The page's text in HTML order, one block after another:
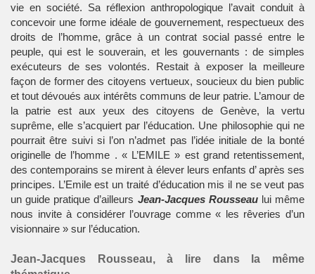
vie en société. Sa réflexion anthropologique l’avait conduit à
concevoir une forme idéale de gouvernement, respectueux des
droits de l’homme, grâce à un contrat social passé entre le
peuple, qui est le souverain, et les gouvernants : de simples
exécuteurs de ses volontés. Restait à exposer la meilleure
façon de former des citoyens vertueux, soucieux du bien public
et tout dévoués aux intérêts communs de leur patrie. L’amour de
la patrie est aux yeux des citoyens de Genève, la vertu
suprême, elle s’acquiert par l’éducation. Une philosophie qui ne
pourrait être suivi si l’on n’admet pas l’idée initiale de la bonté
originelle de l’homme . « L’EMILE » est grand retentissement,
des contemporains se mirent à élever leurs enfants d’ après ses
principes. L’Emile est un traité d’éducation mis il ne se veut pas
un guide pratique d’ailleurs Jean-Jacques Rousseaului même
nous invite à considérer l’ouvrage comme « les rêveries d’un
visionnaire » sur l’éducation.
Jean-Jacques Rousseau, à lire dans la même